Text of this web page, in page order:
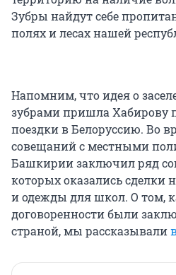
Зубры найдут себе
полях и лесах нашей
Напомним, что идея о
зубрами пришла Хабирову
поездки в Белоруссию. Во
совещаний с местными
Башкирии заключил ряд
которых оказались сделки
и одежды для школ. О том,
договоренности были
страной, мы рассказывали